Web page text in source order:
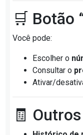
🛒 Botão
Você pode:
Escolher o
Consultar o
Ativar/
🧾